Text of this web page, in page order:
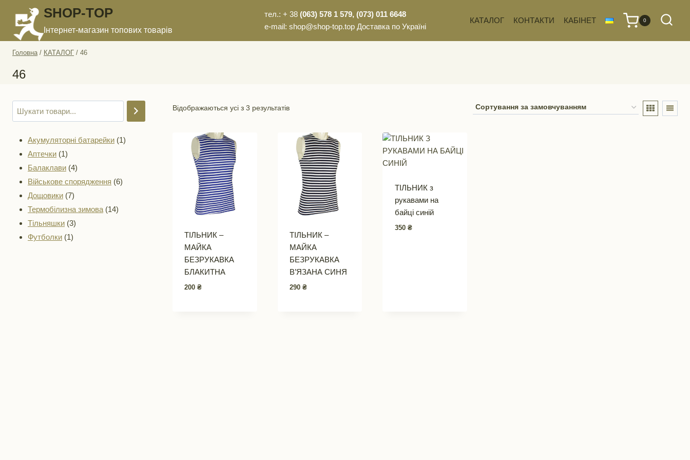
вмісту
SHOP-TOP
Інтернет-магазин топових товарів
тел.: + 38 (063) 578 1 579, (073) 011 6648
e-mail: shop@shop-top.top Доставка по Україні
КАТАЛОГ КОНТАКТИ КАБІНЕТ 0
Головна / КАТАЛОГ / 46
46
Відображаються усі з 3 результатів
ТІЛЬНИК –
МАЙКА
БЕЗРУКАВКА
БЛАКИТНА
200₴
ТІЛЬНИК –
МАЙКА
БЕЗРУКАВКА
В’ЯЗАНА СИНЯ
290₴
ТІЛЬНИК з
рукавами на
байці синій
350 ₴
Акумуляторні батарейки 11
Аптечки 11
товар
Балаклави 44
товари
Військове спорядження 66
Дощовики 77
товарів
Термобілизна зимова 1414
Тільняшки 33
Футболки 11